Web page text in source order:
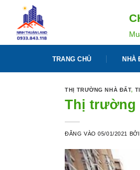
dung
TRANG CHỦ NHÀ
THỊ TRƯỜNG NHÀ ĐẤT,
Thị trường
ĐĂNG VÀO05/01/2021 BỞI